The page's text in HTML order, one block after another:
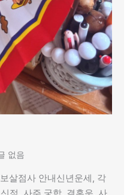
없음
살점사 안내신년운세, 각